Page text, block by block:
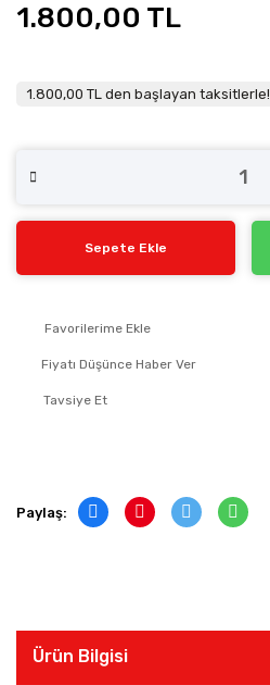
1.800,00 TL
1.800,00 TL den başlayan taksitlerle!
Sepete Ekle
Fiyatı Düşünce Haber Ver
Tavsiye Et
Paylaş:
Ürün Bilgisi